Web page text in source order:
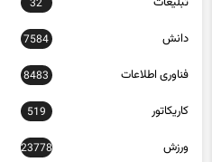
32
دانش 7584
فناوری اطلاعات 8483
کاریکاتور 519
ورزش 23778